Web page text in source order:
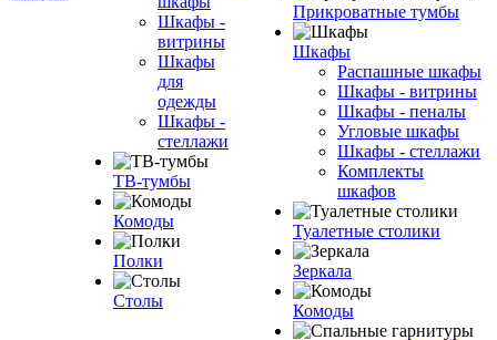
Шкафы -
витрины
Шкафы
для
одежды
Шкафы -
стеллажи
ТВ-тумбы
Комоды
Полки
Столы
Прикроватные тумбы
Шкафы
Распашные шкафы
Шкафы - витрины
Шкафы - пеналы
Угловые шкафы
Шкафы - стеллажи
Комплекты
шкафов
Туалетные столики
Зеркала
Комоды